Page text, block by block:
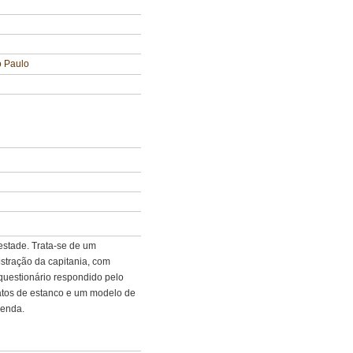
Paulo
Trata-se de um
da capitania, com
respondido pelo
de estanco e um modelo de